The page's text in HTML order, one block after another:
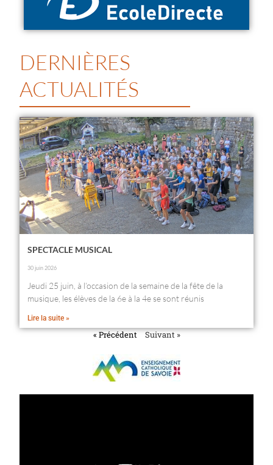
DERNIÈRES
ACTUALITÉS
SPECTACLE MUSICAL
30 juin 2026
Jeudi 25 juin, à l’occasion de la semaine de la fête de la
musique, les élèves de la 6e à la 4e se sont réunis
Lire la suite »
« Précédent Suivant »